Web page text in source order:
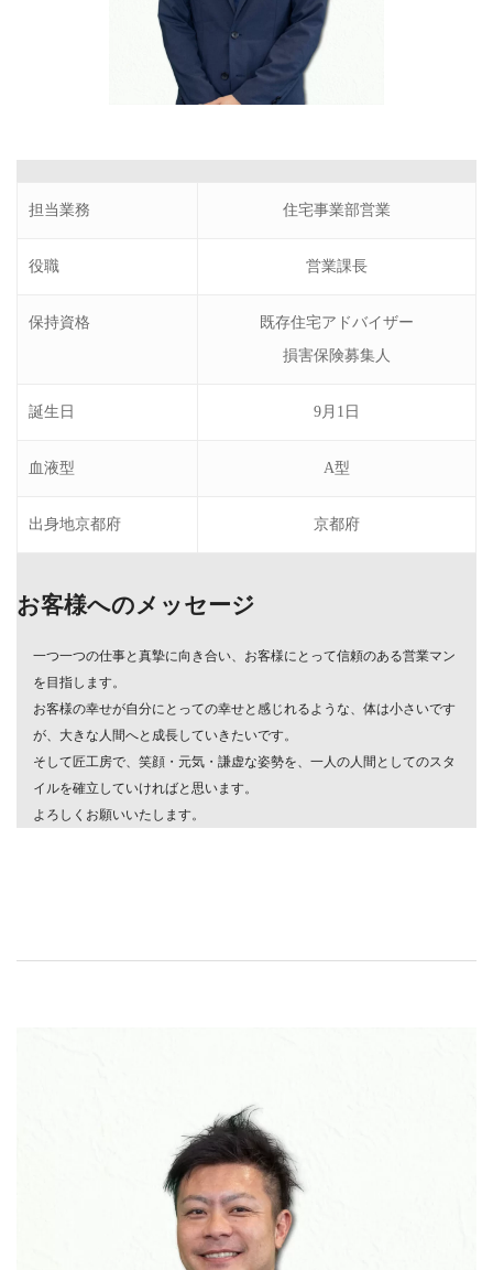
担当業務 住宅事業部営業
役職 営業課長
保持資格
既存住宅アドバイザー
損害保険募集人
誕生日 9月1日
血液型 A型
出身地京都府 京都府
お客様へのメッセージ
一つ一つの仕事と真摯に向き合い、お客様にとって信頼のある営業マン
を目指します。
お客様の幸せが自分にとっての幸せと感じれるような、体は小さいです
が、大きな人間へと成長していきたいです。
そして匠工房で、笑顔・元気・謙虚な姿勢を、一人の人間としてのスタ
イルを確立していければと思います。
よろしくお願いいたします。